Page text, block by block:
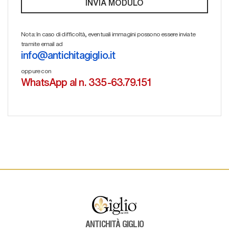
Nota: In caso di difficoltà, eventuali immagini possono essere inviate
tramite email ad
info@antichitagiglio.it
oppure con
WhatsApp al n. 335-63.79.151
ANTICHITÀ GIGLIO